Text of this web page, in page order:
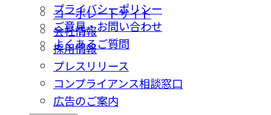
プライバシーポリシー
ご意⾒・お問い合わせ
よくあるご質問
コーポレートサイト
会社情報
採⽤情報
プレスリリース
コンプライアンス相談窓⼝
広告のご案内